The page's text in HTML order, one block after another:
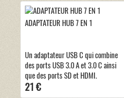
ADAPTATEUR HUB 7 EN 1
Un adaptateur USB C qui combine
des ports USB 3.0 A et 3.0 C ainsi
que des ports SD et HDMI.
21 €